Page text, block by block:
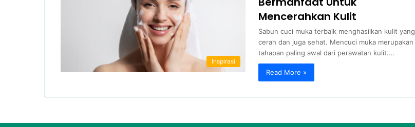
Inspirasi
Mencerahkan Kulit
Sabun cuci muka terbaik menghasilkan kulit yang
cerah dan juga sehat. Mencuci muka merupakan
tahapan paling awal dari perawatan kulit.…
Read More »